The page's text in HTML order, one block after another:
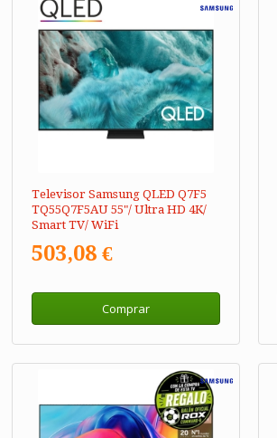
Televisor Samsung QLED Q7F5
TQ55Q7F5AU 55"/ Ultra HD 4K/
Smart TV/ WiFi
503,08 €
Comprar